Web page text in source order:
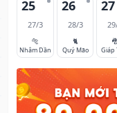
25
27/3
🐅
Nhâm Dần
26
28/3
🐈
Quý Mão
27
Giáp